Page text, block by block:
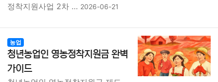
정착지원사업 2차 … 2026-06-21
농업
청년농업인 영농정착지원금 완벽
가이드